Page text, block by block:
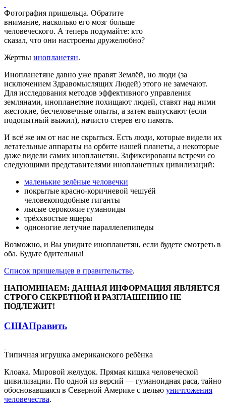
Фотография пришельца. Обратите
внимание, насколько его мозг больше
человеческого. А теперь подумайте: кто
сказал, что они настроены дружелюбно?
Жертвы инопланетян.
Инопланетяне давно уже правят Землёй, но люди (за
исключением Здравомыслящих Людей) этого не замечают.
Для исследования методов эффективного управления
землянами, инопланетяне похищают людей, ставят над ними
жестокие, бесчеловечные опыты, а затем выпускают (если
подопытный выжил), начисто стерев его память.
И всё же им от нас не скрыться. Есть люди, которые видели их
летательные аппараты на орбите нашей планеты, а некоторые
даже видели самих инопланетян. Зафиксированы встречи со
следующими представителями инопланетных цивилизаций:
маленькие зелёные человечки
покрытые красно-коричневой чешуёй
человекоподобные гиганты
лысые серокожие гуманоиды
трёххвостые ящеры
одноногие летучие параллелепипеды
Возможно, и Вы увидите инопланетян, если будете смотреть в
оба. Будьте бдительны!
Список пришельцев в правительстве.
НАПОМИНАЕМ: ДАННАЯ ИНФОРМАЦИЯ ЯВЛЯЕТСЯ
СТРОГО СЕКРЕТНОЙ И РАЗГЛАШЕНИЮ НЕ
ПОДЛЕЖИТ!
СШАПравить
Типичная игрушка американского ребёнка
Клоака. Мировой желудок. Прямая кишка человеческой
цивилизации. По одной из версий — гуманоидная раса, тайно
обосновавшаяся в Северной Америке с целью уничтожения
человечества.